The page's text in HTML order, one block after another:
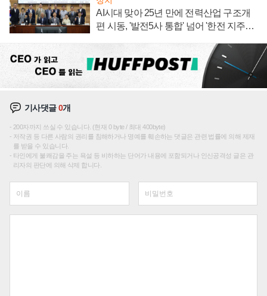
AI시대 맞아 25년 만에 전력산업 구조개
편 시동, '발전5사 통합' 넘어 '한전 지주사'
기사댓글0개
200자까지 쓰실 수 있습니다. (현재 0 byte / 최대 400byte)
저작권 등 다른 사람의 권리를 침해하거나 명예를 훼손하는 댓글은 관련 법률에 의해 제재
를 받을 수 있습니다.
타인에게 불쾌감을 주는 욕설 등 비하하는 단어가 내용에 포함되거나 인신공격성 글은 관
리자의 판단에 의해 삭제 합니다.